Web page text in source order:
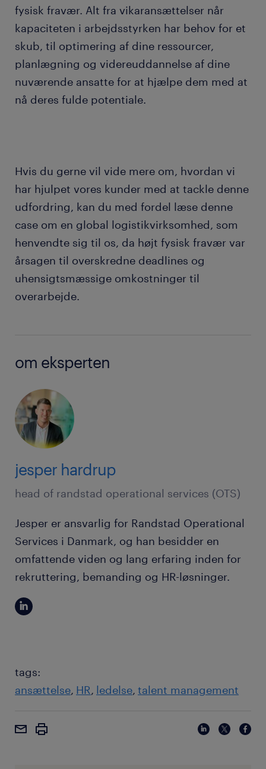
fysisk fravær. Alt fra vikaransættelser når
kapaciteten i arbejdsstyrken har behov for et
skub, til optimering af dine ressourcer,
planlægning og videreuddannelse af dine
nuværende ansatte for at hjælpe dem med at
nå deres fulde potentiale.
Hvis du gerne vil vide mere om, hvordan vi
har hjulpet vores kunder med at tackle denne
udfordring, kan du med fordel læse denne
case om en global logistikvirksomhed, som
henvendte sig til os, da højt fysisk fravær var
årsagen til overskredne deadlines og
uhensigtsmæssige omkostninger til
overarbejde.
om eksperten
jesper hardrup
head of randstad operational services (OTS)
Jesper er ansvarlig for Randstad Operational
Services i Danmark, og han besidder en
omfattende viden og lang erfaring inden for
rekruttering, bemanding og HR-løsninger.
tags:
ansættelse HR ledelse talent management